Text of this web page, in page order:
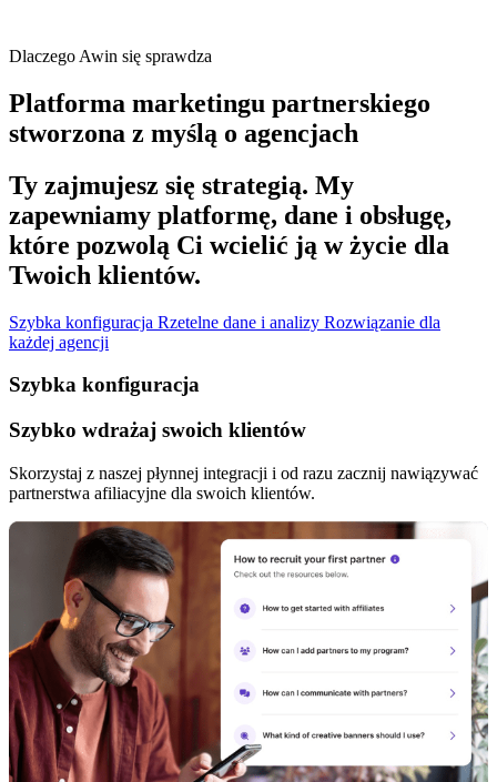
Dlaczego Awin się sprawdza
Platforma marketingu partnerskiego
stworzona z myślą o agencjach
Ty zajmujesz się strategią. My
zapewniamy platformę, dane i obsługę,
które pozwolą Ci wcielić ją w życie dla
Twoich klientów.
Szybka konfiguracja Rzetelne dane i analizy Rozwiązanie dla
każdej agencji
Szybka konfiguracja
Szybko wdrażaj swoich klientów
Skorzystaj z naszej płynnej integracji i od razu zacznij nawiązywać
partnerstwa afiliacyjne dla swoich klientów.